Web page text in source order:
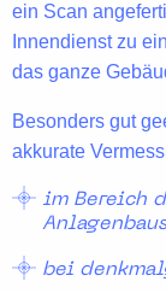
ein Scan
Innendienst zu
das ganze
Besonders gut
akkurate
im Bereich
bei